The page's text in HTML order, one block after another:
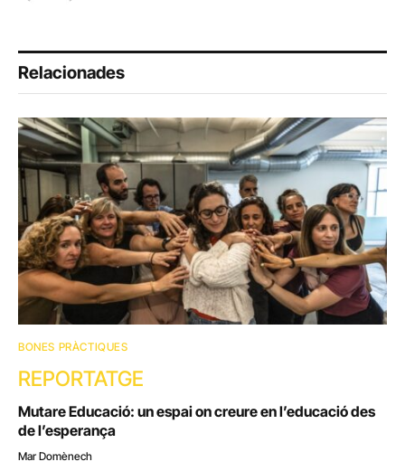
Relacionades
BONES PRÀCTIQUES
REPORTATGE
Mutare Educació: un espai on creure en l’educació des
de l’esperança
Mar Domènech